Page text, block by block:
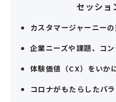
セッショ
カスタマージャーニー
企業ニーズや課題、コ
体験価値（CX）をいか
コロナがもたらしたパ